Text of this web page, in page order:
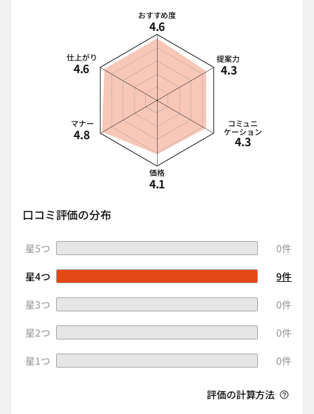
おすすめ度
4.6
提案力
4.3
コミュニ
ケーション
4.3
価格
4.1
マナー
4.8
仕上がり
4.6
口コミ評価の分布
星5つ
0件
星4つ
9件
星3つ
0件
星2つ
0件
星1つ
0件
評価の計算方法